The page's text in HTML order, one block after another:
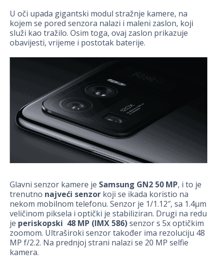
U oči upada gigantski modul stražnje kamere, na
kojem se pored senzora nalazi i maleni zaslon, koji
služi kao tražilo. Osim toga, ovaj zaslon prikazuje
obavijesti, vrijeme i postotak baterije.
Glavni senzor kamere je Samsung GN2 50 MP, i to je
trenutno najveći senzor koji se ikada koristio na
nekom mobilnom telefonu. Senzor je 1/1.12″, sa 1.4µm
veličinom piksela i optički je stabiliziran. Drugi na redu
je periskopski 48 MP (IMX 586)senzor s 5x optičkim
zoomom. Ultraširoki senzor također ima rezoluciju 48
MP f/2.2. Na prednjoj strani nalazi se 20 MP selfie
kamera.